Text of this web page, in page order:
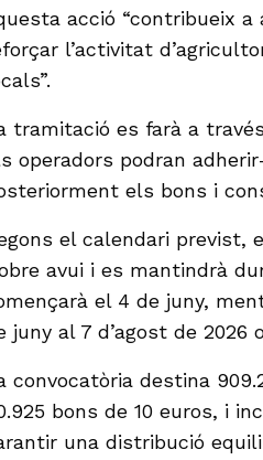
acció “contribueix
l’activitat
tramitació es farà a
operadors podran
els bons i
el calendari previst,
avui i es mantindrà
el 4 de juny,
juny al 7 d’agost de
convocatòria destina
bons de 10 euros, i
una distribució